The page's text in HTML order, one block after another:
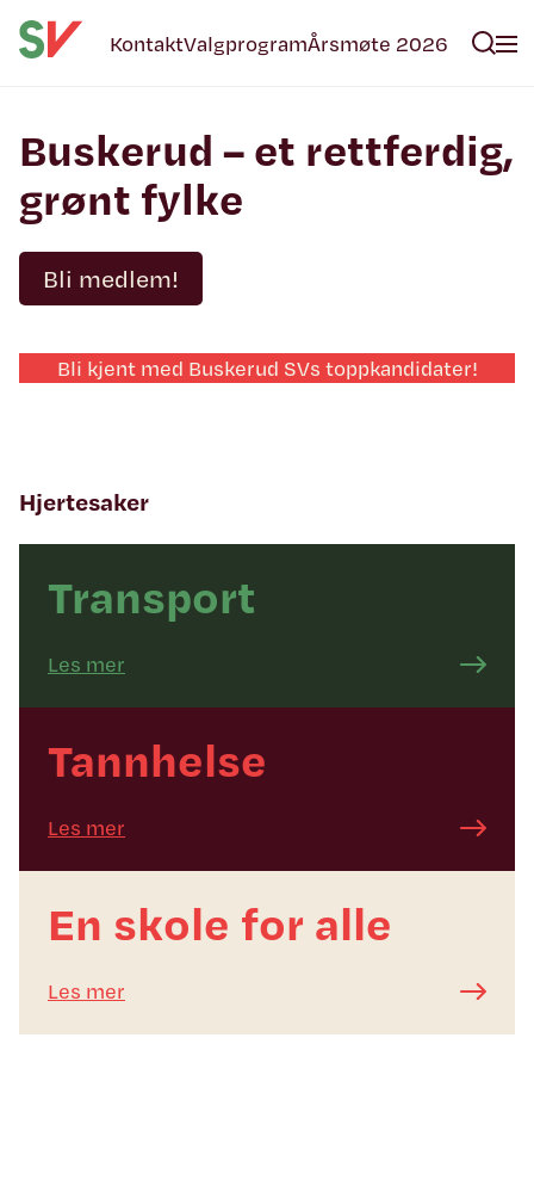
KontaktValgprogramÅrsmøte 2026
Buskerud – et rettferdig,
grønt fylke
Bli medlem!
Bli kjent med Buskerud SVs toppkandidater!
Hjertesaker
Transport
Les mer
Tannhelse
Les mer
En skole for alle
Les mer